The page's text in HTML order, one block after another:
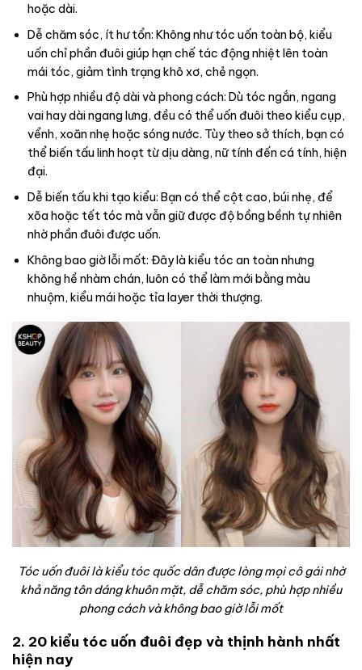
hoặc dài.
Dễ chăm sóc, ít hư tổn: Không như tóc uốn toàn bộ, kiểu
uốn chỉ phần đuôi giúp hạn chế tác động nhiệt lên toàn
mái tóc, giảm tình trạng khô xơ, chẻ ngọn.
Phù hợp nhiều độ dài và phong cách: Dù tóc ngắn, ngang
vai hay dài ngang lưng, đều có thể uốn đuôi theo kiểu cụp,
vểnh, xoăn nhẹ hoặc sóng nước. Tùy theo sở thích, bạn có
thể biến tấu linh hoạt từ dịu dàng, nữ tính đến cá tính, hiện
đại.
Dễ biến tấu khi tạo kiểu: Bạn có thể cột cao, búi nhẹ, để
xõa hoặc tết tóc mà vẫn giữ được độ bồng bềnh tự nhiên
nhờ phần đuôi được uốn.
Không bao giờ lỗi mốt: Đây là kiểu tóc an toàn nhưng
không hề nhàm chán, luôn có thể làm mới bằng màu
nhuộm, kiểu mái hoặc tỉa layer thời thượng.
Tóc uốn đuôi là kiểu tóc quốc dân được lòng mọi cô gái nhờ
khả năng tôn dáng khuôn mặt, dễ chăm sóc, phù hợp nhiều
phong cách và không bao giờ lỗi mốt
2. 20 kiểu tóc uốn đuôi đẹp và thịnh hành nhất
hiện nay